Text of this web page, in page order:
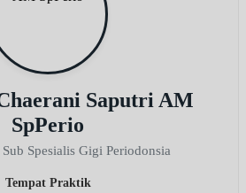
Saputri AM
SpPerio
Spesialis Gigi Periodonsia
Tempat Praktik